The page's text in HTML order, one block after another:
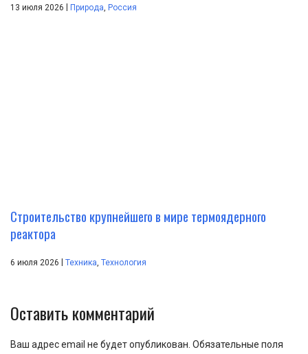
13 июля 2026 | Природа, Россия
Строительство крупнейшего в мире термоядерного
реактора
6 июля 2026 | Техника Технология
Оставить комментарий
Ваш адрес email не будет опубликован. Обязательные поля